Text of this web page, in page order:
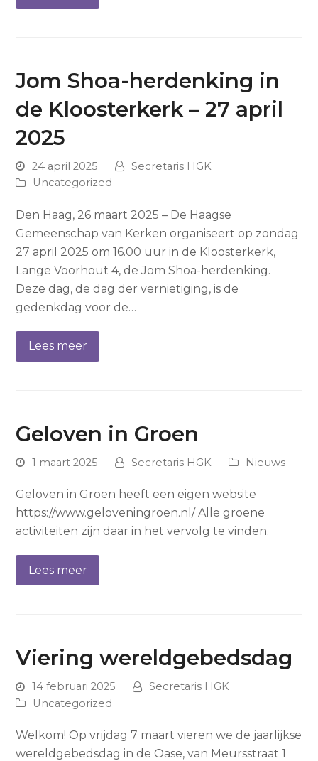
Jom Shoa-herdenking in
de Kloosterkerk – 27 april
2025
24 april 2025
Secretaris HGK
Uncategorized
Den Haag, 26 maart 2025 – De Haagse
Gemeenschap van Kerken organiseert op zondag
27 april 2025 om 16.00 uur in de Kloosterkerk,
Lange Voorhout 4, de Jom Shoa-herdenking.
Deze dag, de dag der vernietiging, is de
gedenkdag voor de…
Lees meer
Geloven in Groen
1 maart 2025 Secretaris HGK Nieuws
Geloven in Groen heeft een eigen website
https://www.geloveningroen.nl/ Alle groene
activiteiten zijn daar in het vervolg te vinden.
Lees meer
Viering wereldgebedsdag
14 februari 2025
Secretaris HGK
Uncategorized
Welkom! Op vrijdag 7 maart vieren we de jaarlijkse
wereldgebedsdag in de Oase, van Meursstraat 1